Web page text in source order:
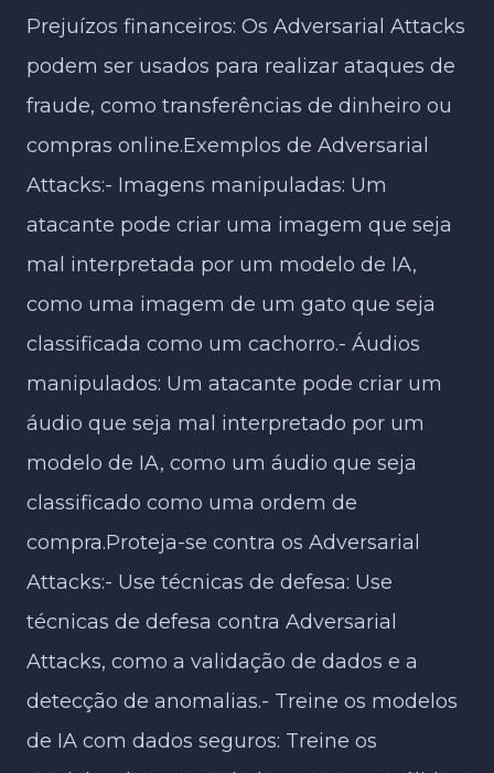
Prejuízos financeiros: Os Adversarial Attacks
podem ser usados para realizar ataques de
fraude, como transferências de dinheiro ou
compras online.Exemplos de Adversarial
Attacks:- Imagens manipuladas: Um
atacante pode criar uma imagem que seja
mal interpretada por um modelo de IA,
como uma imagem de um gato que seja
classificada como um cachorro.- Áudios
manipulados: Um atacante pode criar um
áudio que seja mal interpretado por um
modelo de IA, como um áudio que seja
classificado como uma ordem de
compra.Proteja-se contra os Adversarial
Attacks:- Use técnicas de defesa: Use
técnicas de defesa contra Adversarial
Attacks, como a validação de dados e a
detecção de anomalias.- Treine os modelos
de IA com dados seguros: Treine os